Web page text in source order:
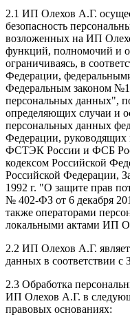
2.1 ИП Олехов А.Г.
безопасность
возложенных на ИП
функций, полномочий и
ограничиваясь, в
Федерации,
Федеральным законом
персональных данных",
определяющих случаи и
персональных данных
Федерации, руководящих
ФСТЭК России и ФСБ
кодексом Российской
Российской Федерации,
1992 г. "О защите прав
№ 402-ФЗ от 6 декабря
также операторами
локальными актами ИП
2.2 ИП Олехов А.Г.
данных в соответствии с
2.3 Обработка
ИП Олехов А.Г. в
правовых основаниях: